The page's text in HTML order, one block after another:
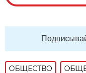
ОБЩЕСТВО